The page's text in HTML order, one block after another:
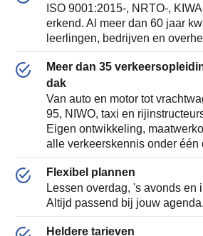
ISO 9001:2015-, NRTO-,
erkend. Al meer dan 60 jaar
leerlingen, bedrijven en
Meer dan 35
dak
Van auto en motor tot
95, NIWO, taxi en
Eigen ontwikkeling,
alle verkeerskennis onder één
Flexibel plannen
Lessen overdag, 's avonds en
Altijd passend bij jouw agenda.
Heldere tarieven